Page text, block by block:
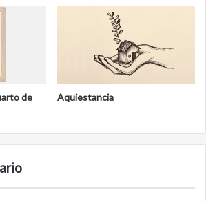
de
Aquiestancia